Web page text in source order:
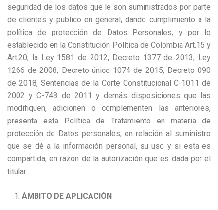
seguridad de los datos que le son suministrados por parte
de clientes y público en general, dando cumplimiento a la
política de protección de Datos Personales, y por lo
establecido en la Constitución Política de Colombia Art.15 y
Art.20, la Ley 1581 de 2012, Decreto 1377 de 2013, Ley
1266 de 2008, Decreto único 1074 de 2015, Decreto 090
de 2018, Sentencias de la Corte Constitucional C-1011 de
2002 y C-748 de 2011 y demás disposiciones que las
modifiquen, adicionen o complementen las anteriores,
presenta esta Política de Tratamiento en materia de
protección de Datos personales, en relación al suministro
que se dé a la información personal, su uso y si esta es
compartida, en razón de la autorización que es dada por el
titular.
ÁMBITO DE APLICACIÓN